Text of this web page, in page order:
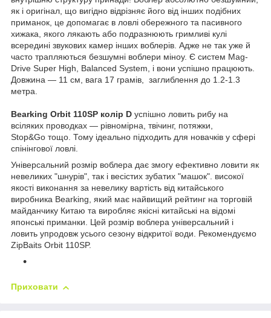
як і оригінал, що вигідно відрізняє його від інших подібних
приманок, це допомагає в ловлі обережного та пасивного
хижака, якого лякають або подразнюють гримливі кулі
всередині звукових камер інших воблерів. Адже не так уже й
часто трапляються безшумні воблери міноу. Є систем Mag-
Drive Super High, Balanced System, і вони успішно працюють.
Довжина — 11 см, вага 17 грамів, заглиблення до 1.2-1.3
метра.
Bearking Orbit 110SP колір D успішно ловить рибу на
всіляких проводках — рівномірна, твічинг, потяжки,
Stop&Go тощо. Тому ідеально підходить для новачків у сфері
спінінгової ловлі.
Універсальний розмір воблера дає змогу ефективно ловити як
невеликих "шнурів", так і весістих зубатих "машок". високої
якості виконання за невелику вартість від китайського
виробника Bearking, який має найвищий рейтинг на торговій
майданчику Китаю та виробляє якісні китайські на відомі
японські приманки. Цей розмір воблера універсальний і
ловить упродовж усього сезону відкритої води. Рекомендуємо
ZipBaits Orbit 110SP.
Приховати